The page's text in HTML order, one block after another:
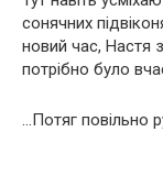
сонячних
новий час, Настя
потрібно було
…Потяг повільно